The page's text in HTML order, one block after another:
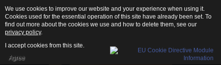
We use cookies to improve our website and your experience when using it.
Cookies used for the essential operation of this site have already been set. To
find out more about the cookies we use and how to delete them, see our
privacy policy.
I accept cookies from this site.
Agree
Fumigadora Motorizada: Fumigadora Motorizada ECHO DM-6120